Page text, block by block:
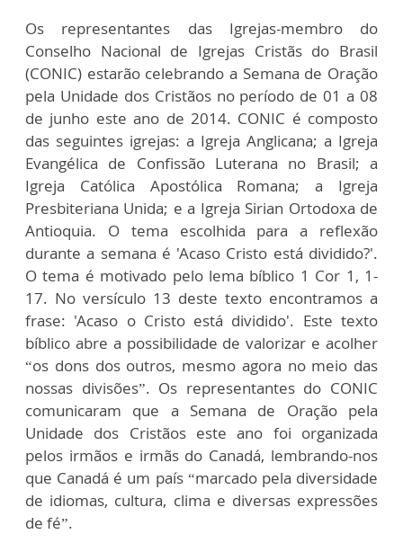
Os representantes das Igrejas-membro do
Conselho Nacional de Igrejas Cristãs do Brasil
(CONIC) estarão celebrando a Semana de Oração
pela Unidade dos Cristãos no período de 01 a 08
de junho este ano de 2014. CONIC é composto
das seguintes igrejas: a Igreja Anglicana; a Igreja
Evangélica de Confissão Luterana no Brasil; a
Igreja Católica Apostólica Romana; a Igreja
Presbiteriana Unida; e a Igreja Sirian Ortodoxa de
Antioquia. O tema escolhida para a reflexão
durante a semana é 'Acaso Cristo está dividido?'.
O tema é motivado pelo lema bíblico 1 Cor 1, 1-
17. No versículo 13 deste texto encontramos a
frase: 'Acaso o Cristo está dividido'. Este texto
bíblico abre a possibilidade de valorizar e acolher
“os dons dos outros, mesmo agora no meio das
nossas divisões”. Os representantes do CONIC
comunicaram que a Semana de Oração pela
Unidade dos Cristãos este ano foi organizada
pelos irmãos e irmãs do Canadá, lembrando-nos
que Canadá é um país “marcado pela diversidade
de idiomas, cultura, clima e diversas expressões
de fé”.